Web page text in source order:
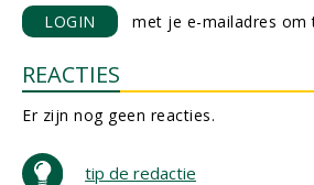
LOGIN met je e-mailadres om
REACTIES
Er zijn nog geen reacties.
tip de redactie